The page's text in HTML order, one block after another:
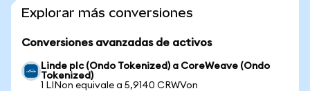
Explorar más conversiones
Conversiones avanzadas de activos
Linde plc (Ondo Tokenized) a CoreWeave (Ondo
Tokenized)
1 LINon equivale a 5,9140 CRWVon